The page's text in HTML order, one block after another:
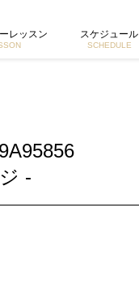
レッスン スケジュール
SCHEDULE
-